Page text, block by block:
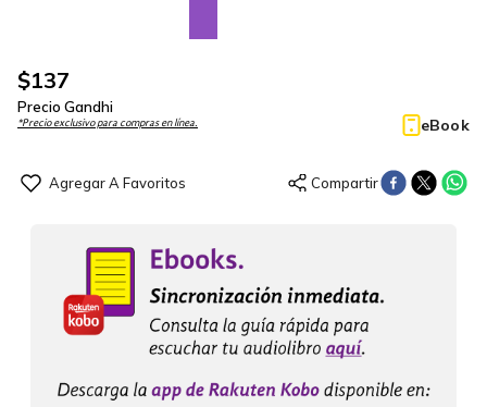
$137
Precio Gandhi
*Precio exclusivo para compras en línea. eBook